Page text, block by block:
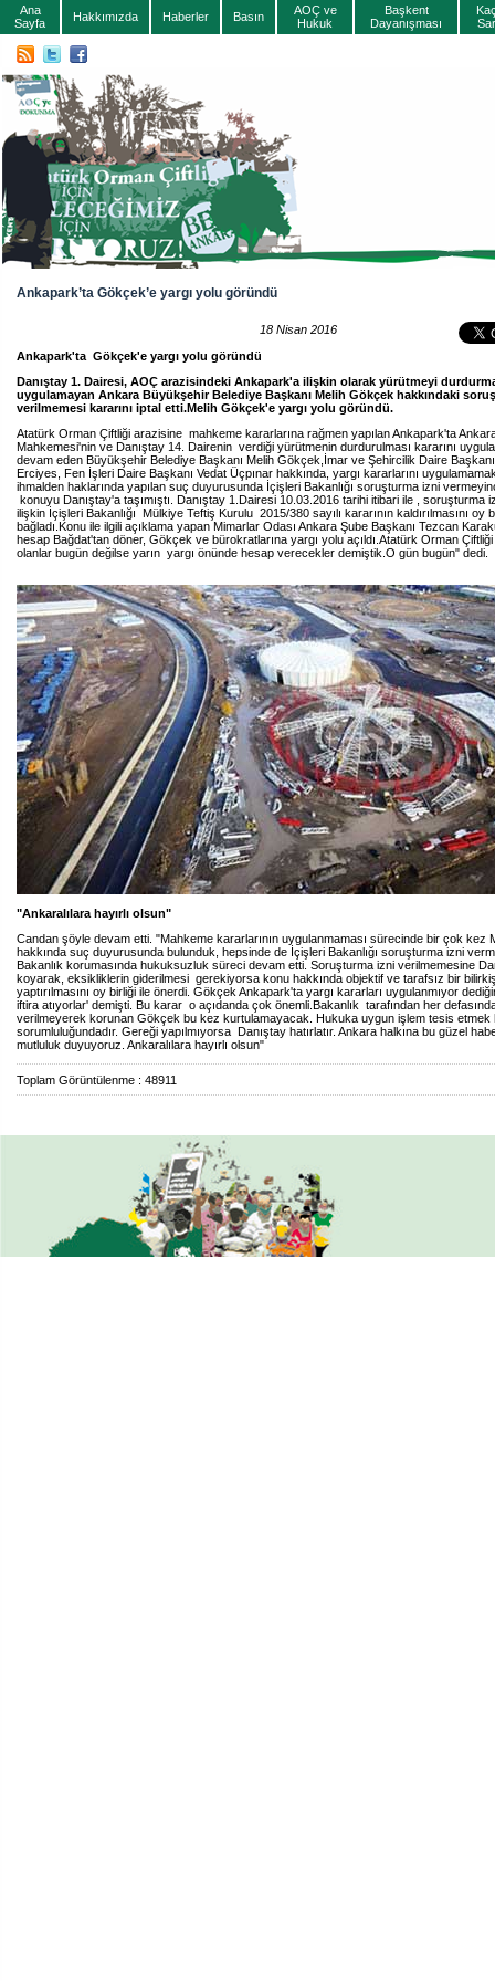
Ana
Sayfa
Hakkımızda Haberler Basın
AOÇ ve
Hukuk
Başkent
Dayanışması
Ankapark’ta Gökçek’e yargı yolu göründü
18 Nisan 2016
Ankapark'ta Gökçek'e yargı yolu göründü
Danıştay 1. Dairesi, AOÇ arazisindeki Ankapark'a ilişkin olarak yürütmeyi durdurma
uygulamayan Ankara Büyükşehir Belediye Başkanı Melih Gökçek hakkındaki
verilmemesi kararını iptal etti.Melih Gökçek'e yargı yolu göründü.
Atatürk Orman Çiftliği arazisine mahkeme kararlarına rağmen yapılan Ankapark'ta
Mahkemesi'nin ve Danıştay 14. Dairenin verdiği yürütmenin durdurulması kararını
devam eden Büyükşehir Belediye Başkanı Melih Gökçek,İmar ve Şehircilik Daire
Erciyes, Fen İşleri Daire Başkanı Vedat Üçpınar hakkında, yargı kararlarını
ihmalden haklarında yapılan suç duyurusunda İçişleri Bakanlığı soruşturma izni
konuyu Danıştay'a taşımıştı. Danıştay 1.Dairesi 10.03.2016 tarihi itibari ile , soruşturma
ilişkin İçişleri Bakanlığı Mülkiye Teftiş Kurulu 2015/380 sayılı kararının kaldırılmasını oy
bağladı.Konu ile ilgili açıklama yapan Mimarlar Odası Ankara Şube Başkanı Tezcan
hesap Bağdat'tan döner, Gökçek ve bürokratlarına yargı yolu açıldı.Atatürk Orman
olanlar bugün değilse yarın yargı önünde hesap verecekler demiştik.O gün bugün" dedi.
"Ankaralılara hayırlı olsun"
Candan şöyle devam etti. "Mahkeme kararlarının uygulanmaması sürecinde bir çok kez
hakkında suç duyurusunda bulunduk, hepsinde de İçişleri Bakanlığı soruşturma izni
Bakanlık korumasında hukuksuzluk süreci devam etti. Soruşturma izni verilmemesine
koyarak, eksikliklerin giderilmesi gerekiyorsa konu hakkında objektif ve tarafsız bir
yaptırılmasını oy birliği ile önerdi. Gökçek Ankapark'ta yargı kararları uygulanmıyor
iftira atıyorlar' demişti. Bu karar o açıdanda çok önemli.Bakanlık tarafından her
verilmeyerek korunan Gökçek bu kez kurtulamayacak. Hukuka uygun işlem tesis etmek
sorumluluğundadır. Gereği yapılmıyorsa Danıştay hatırlatır. Ankara halkına bu güzel
mutluluk duyuyoruz. Ankaralılara hayırlı olsun"
Toplam Görüntülenme : 48911